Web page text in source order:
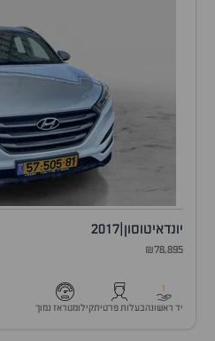
יונדאיטוסון 2017
₪78,895
1
יד ראשונהבעלות פרטיתקילומטראז נמוך